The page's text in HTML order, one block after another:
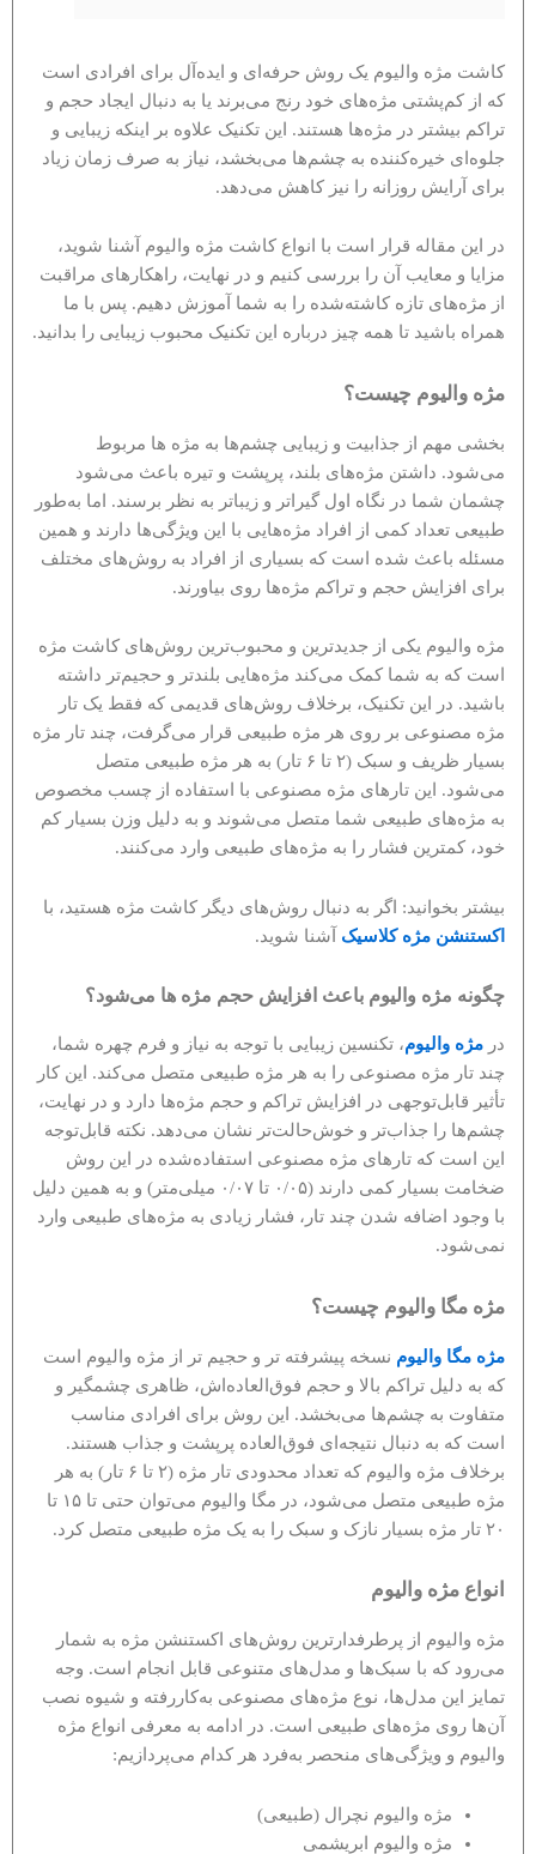
کاشت مژه والیوم یک روش حرفه‌ای و ایده‌آل برای افرادی است
که از کم‌پشتی مژه‌های خود رنج می‌برند یا به دنبال ایجاد حجم و
تراکم بیشتر در مژه‌ها هستند. این تکنیک علاوه بر اینکه زیبایی و
جلوه‌ای خیره‌کننده به چشم‌ها می‌بخشد، نیاز به صرف زمان زیاد
برای آرایش روزانه را نیز کاهش می‌دهد.
در این مقاله قرار است با انواع کاشت مژه والیوم آشنا شوید،
مزایا و معایب آن را بررسی کنیم و در نهایت، راهکارهای مراقبت
از مژه‌های تازه کاشته‌شده را به شما آموزش دهیم. پس با ما
همراه باشید تا همه چیز درباره این تکنیک محبوب زیبایی را بدانید.
مژه والیوم چیست؟
بخشی مهم از جذابیت و زیبایی چشم‌ها به مژه ها مربوط
می‌شود. داشتن مژه‌های بلند، پرپشت و تیره باعث می‌شود
چشمان شما در نگاه اول گیراتر و زیباتر به نظر برسند. اما به‌طور
طبیعی تعداد کمی از افراد مژه‌هایی با این ویژگی‌ها دارند و همین
مسئله باعث شده است که بسیاری از افراد به روش‌های مختلف
برای افزایش حجم و تراکم مژه‌ها روی بیاورند.
مژه والیوم یکی از جدیدترین و محبوب‌ترین روش‌های کاشت مژه
است که به شما کمک می‌کند مژه‌هایی بلندتر و حجیم‌تر داشته
باشید. در این تکنیک، برخلاف روش‌های قدیمی که فقط یک تار
مژه مصنوعی بر روی هر مژه طبیعی قرار می‌گرفت، چند تار مژه
بسیار ظریف و سبک (۲ تا ۶ تار) به هر مژه طبیعی متصل
می‌شود. این تارهای مژه مصنوعی با استفاده از چسب مخصوص
به مژه‌های طبیعی شما متصل می‌شوند و به دلیل وزن بسیار کم
خود، کمترین فشار را به مژه‌های طبیعی وارد می‌کنند.
بیشتر بخوانید: اگر به دنبال روش‌های دیگر کاشت مژه هستید، با
اکستنشن مژه کلاسیک آشنا شوید.
چگونه مژه والیوم باعث افزایش حجم مژه‌ ها می‌شود؟
در مژه والیوم، تکنسین زیبایی با توجه به نیاز و فرم چهره شما،
چند تار مژه مصنوعی را به هر مژه طبیعی متصل می‌کند. این کار
تأثیر قابل‌توجهی در افزایش تراکم و حجم مژه‌ها دارد و در نهایت،
چشم‌ها را جذاب‌تر و خوش‌حالت‌تر نشان می‌دهد. نکته قابل‌توجه
این است که تارهای مژه مصنوعی استفاده‌شده در این روش
ضخامت بسیار کمی دارند (۰/۰۵ تا ۰/۰۷ میلی‌متر) و به همین دلیل
با وجود اضافه شدن چند تار، فشار زیادی به مژه‌های طبیعی وارد
نمی‌شود.
مژه مگا والیوم چیست؟
مژه مگا والیوم نسخه پیشرفته تر و حجیم تر از مژه والیوم است
که به دلیل تراکم بالا و حجم فوق‌العاده‌اش، ظاهری چشمگیر و
متفاوت به چشم‌ها می‌بخشد. این روش برای افرادی مناسب
است که به دنبال نتیجه‌ای فوق‌العاده پرپشت و جذاب هستند.
برخلاف مژه والیوم که تعداد محدودی تار مژه (۲ تا ۶ تار) به هر
مژه طبیعی متصل می‌شود، در مگا والیوم می‌توان حتی تا ۱۵ تا
۲۰ تار مژه بسیار نازک و سبک را به یک مژه طبیعی متصل کرد.
انواع مژه والیوم
مژه والیوم از پرطرفدارترین روش‌های اکستنشن مژه به شمار
می‌رود که با سبک‌ها و مدل‌های متنوعی قابل انجام است. وجه
تمایز این مدل‌ها، نوع مژه‌های مصنوعی به‌کاررفته و شیوه نصب
آن‌ها روی مژه‌های طبیعی است. در ادامه به معرفی انواع مژه
والیوم و ویژگی‌های منحصر به‌فرد هر کدام می‌پردازیم:
مژه والیوم نچرال (طبیعی)
مژه والیوم ابریشمی